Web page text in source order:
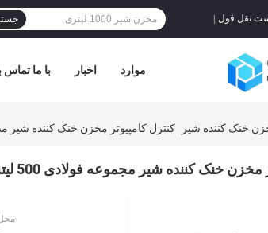
نقل قول
با ما تماس اخبار موارد
خنک کننده شیر کنترل کامپیوتر مخزن خنک کننده شیر مجموعه
خنک کننده شیر مجموعه فولادی 500 لیتری